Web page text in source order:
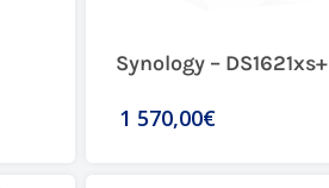
Synology – DS1621xs+
1 570,00€